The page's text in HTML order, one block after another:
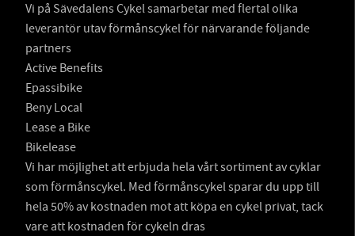
Vi på Sävedalens Cykel samarbetar med flertal olika
leverantör utav förmånscykel för närvarande följande
partners
Active Benefits
Epassibike
Beny Local
Lease a Bike
Bikelease
Vi har möjlighet att erbjuda hela vårt sortiment av cyklar
som förmånscykel. Med förmånscykel sparar du upp till
hela 50% av kostnaden mot att köpa en cykel privat, tack
vare att kostnaden för cykeln dras